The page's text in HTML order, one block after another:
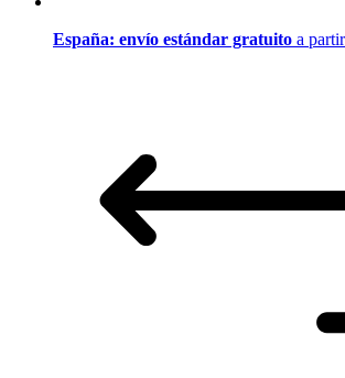
España: envío estándar gratuito a